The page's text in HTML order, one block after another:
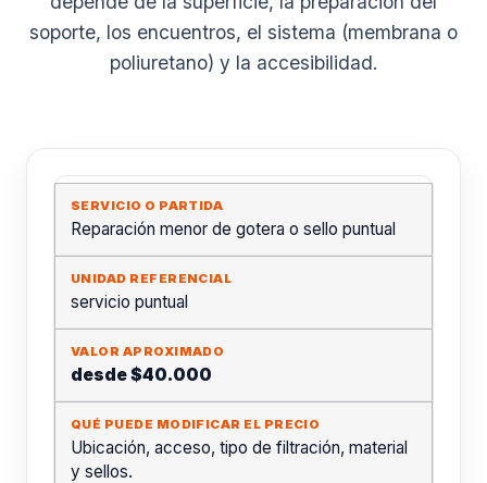
soporte, los encuentros, el sistema (membrana o
poliuretano) y la accesibilidad.
Reparación menor de gotera o sello puntual
servicio puntual
desde $40.000
Ubicación, acceso, tipo de filtración, material
y sellos.